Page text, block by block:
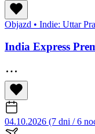
Objazd • Indie: Uttar
India Express
04.10.2026 (7 dni / 6